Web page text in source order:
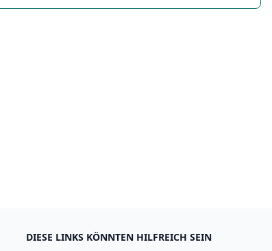
DIESE LINKS KÖNNTEN HILFREICH SEIN